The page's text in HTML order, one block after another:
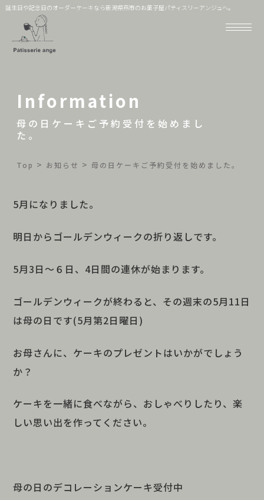
誕生日や記念日のオーダーケーキなら新潟県燕市のお菓子屋パティスリーアンジュへ。
Information
母の日ケーキご予約受付を始めまし
た。
Top > お知らせ >母の日ケーキご予約受付を始めました。
5月になりました。
明日からゴールデンウィークの折り返しです。
5月3日～６日、4日間の連休が始まります。
ゴールデンウィークが終わると、その週末の5月11日
は母の日です(5月第2日曜日)
お母さんに、ケーキのプレゼントはいかがでしょう
か？
ケーキを一緒に食べながら、おしゃべりしたり、楽
しい思い出を作ってください。
母の日のデコレーションケーキ受付中